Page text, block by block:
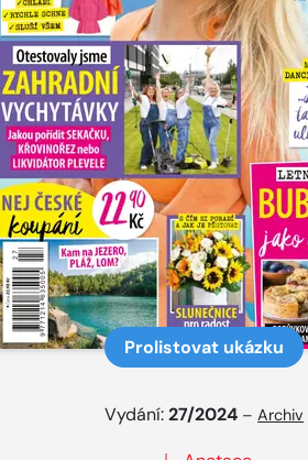
Prolistovat ukázku
Vydání:27/2024 –Archiv